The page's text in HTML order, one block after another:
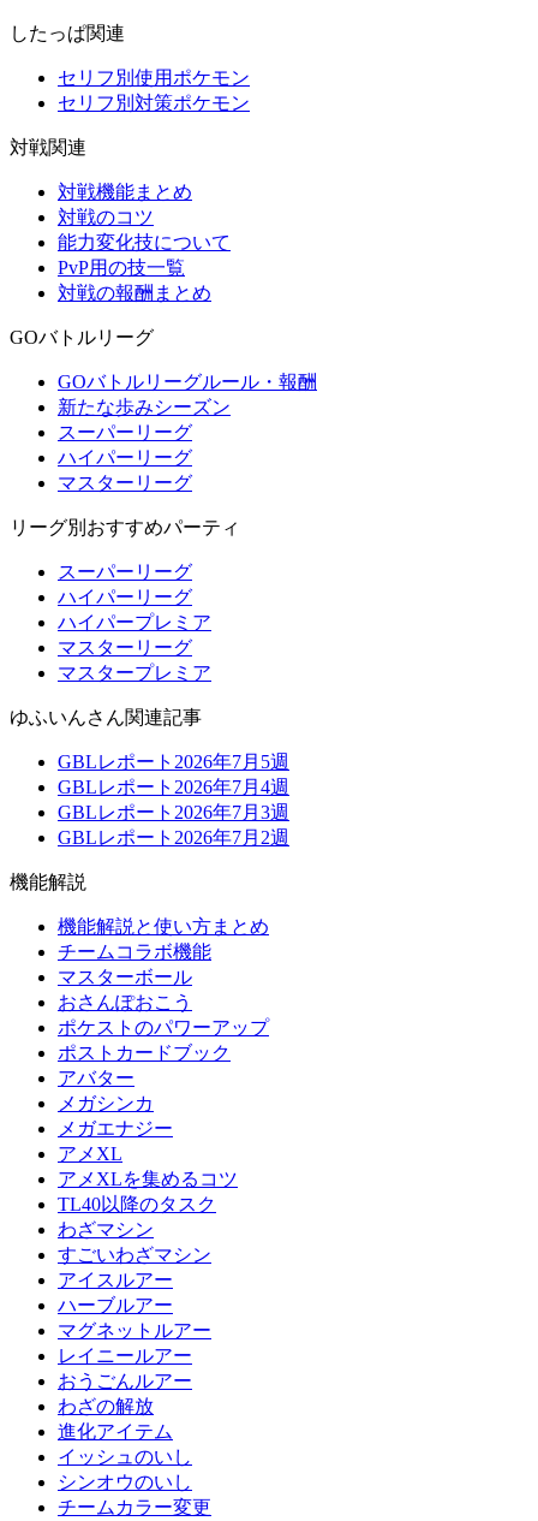
したっぱ関連
セリフ別使用ポケモン
セリフ別対策ポケモン
対戦関連
対戦機能まとめ
対戦のコツ
能力変化技について
PvP用の技一覧
対戦の報酬まとめ
GOバトルリーグ
GOバトルリーグルール・報酬
新たな歩みシーズン
スーパーリーグ
ハイパーリーグ
マスターリーグ
リーグ別おすすめパーティ
スーパーリーグ
ハイパーリーグ
ハイパープレミア
マスターリーグ
マスタープレミア
ゆふいんさん関連記事
GBLレポート2026年7月5週
GBLレポート2026年7月4週
GBLレポート2026年7月3週
GBLレポート2026年7月2週
機能解説
機能解説と使い方まとめ
チームコラボ機能
マスターボール
おさんぽおこう
ポケストのパワーアップ
ポストカードブック
アバター
メガシンカ
メガエナジー
アメXL
アメXLを集めるコツ
TL40以降のタスク
わざマシン
すごいわざマシン
アイスルアー
ハーブルアー
マグネットルアー
レイニールアー
おうごんルアー
わざの解放
進化アイテム
イッシュのいし
シンオウのいし
チームカラー変更